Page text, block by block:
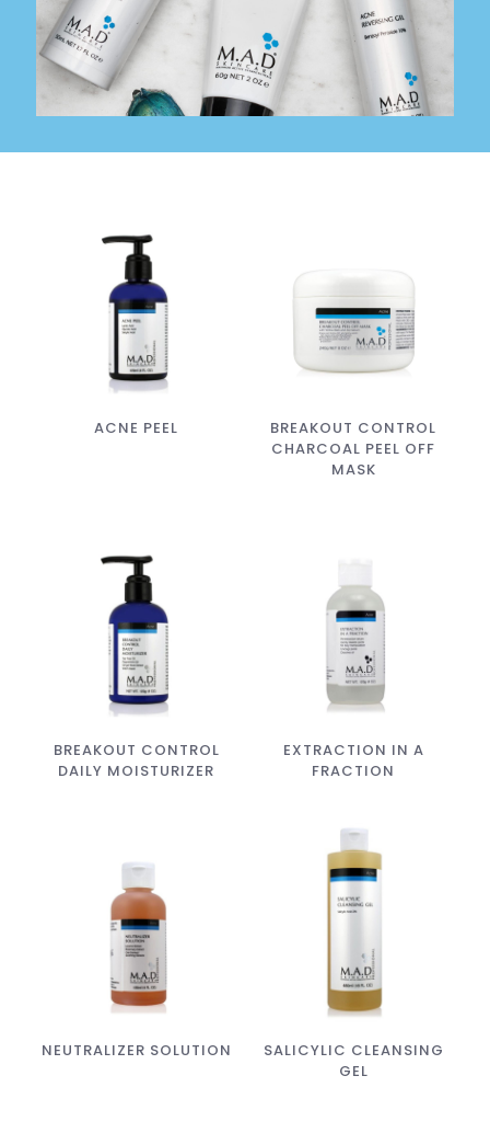
ACNE PEEL
BREAKOUT CONTROL
CHARCOAL PEEL OFF
MASK
BREAKOUT CONTROL
DAILY MOISTURIZER
EXTRACTION IN A
FRACTION
NEUTRALIZER SOLUTION
SALICYLIC CLEANSING
GEL